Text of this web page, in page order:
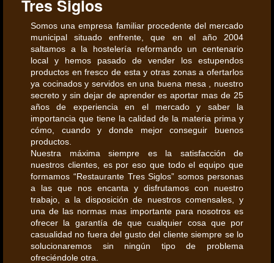
Tres Siglos
Somos una empresa familiar procedente del mercado
municipal situado enfrente, que en el año 2004
saltamos a la hostelería reformando un centenario
local y hemos pasado de vender los estupendos
productos en fresco de esta y otras zonas a ofertarlos
ya cocinados y servidos en una buena mesa , nuestro
secreto y sin dejar de aprender es aportar mas de 25
años de experiencia en el mercado y saber la
importancia que tiene la calidad de la materia prima y
cómo, cuando y donde mejor conseguir buenos
productos.
Nuestra máxima siempre es la satisfacción de
nuestros clientes, es por eso que todo el equipo que
formamos “Restaurante Tres Siglos” somos personas
a las que nos encanta y disfrutamos con nuestro
trabajo, a la disposición de nuestros comensales, y
una de las normas mas importante para nosotros es
ofrecer la garantía de que cualquier cosa que por
casualidad no fuera del gusto del cliente siempre se lo
solucionaremos sin ningún tipo de problema
ofreciéndole otra.